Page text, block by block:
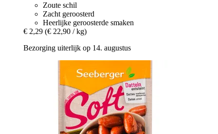
Zoute schil
Zacht geroosterd
Heerlijke geroosterde smaken
€ 2,29 (€ 22,90 / kg)
Bezorging uiterlijk op 14. augustus